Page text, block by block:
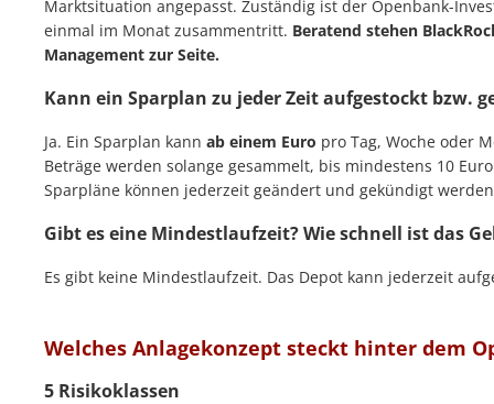
Marktsituation angepasst. Zuständig ist der Openbank-
einmal im Monat zusammentritt. Beratend stehen
Management zur Seite.
Kann ein Sparplan zu jeder Zeit aufgestockt bzw.
Ja. Ein Sparplan kann ab einem Euro pro Tag, Woche oder
Beträge werden solange gesammelt, bis mindestens 10
Sparpläne können jederzeit geändert und gekündigt
Gibt es eine Mindestlaufzeit? Wie schnell ist das
Es gibt keine Mindestlaufzeit. Das Depot kann jederzeit
Welches Anlagekonzept steckt hinter dem
5 Risikoklassen